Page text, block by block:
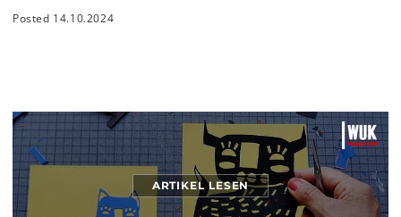
Posted 14.10.2024
ARTIKEL LESEN